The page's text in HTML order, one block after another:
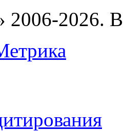
2006-2026.